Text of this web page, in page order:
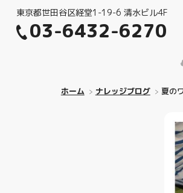
東京都世田谷区経堂1-19-6 清水ビル4F
03-6432-6270
ホーム ナレッジブログ 夏の